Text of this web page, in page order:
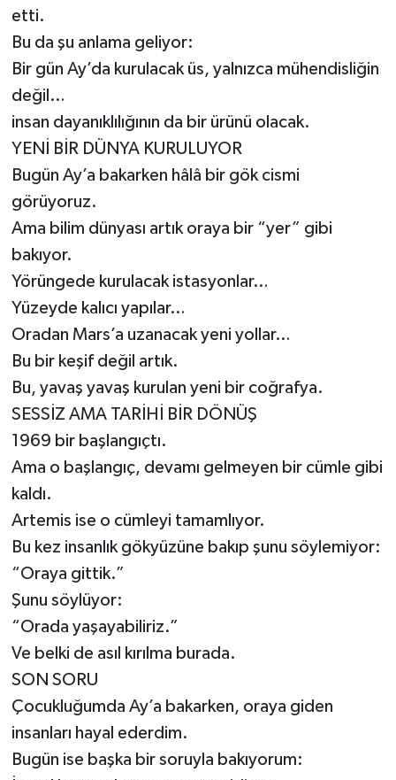
etti.
Bu da şu anlama geliyor:
Bir gün Ay’da kurulacak üs, yalnızca mühendisliğin
değil…
insan dayanıklılığının da bir ürünü olacak.
YENİ BİR DÜNYA KURULUYOR
Bugün Ay’a bakarken hâlâ bir gök cismi
görüyoruz.
Ama bilim dünyası artık oraya bir “yer” gibi
bakıyor.
Yörüngede kurulacak istasyonlar…
Yüzeyde kalıcı yapılar…
Oradan Mars’a uzanacak yeni yollar…
Bu bir keşif değil artık.
Bu, yavaş yavaş kurulan yeni bir coğrafya.
SESSİZ AMA TARİHİ BİR DÖNÜŞ
1969 bir başlangıçtı.
Ama o başlangıç, devamı gelmeyen bir cümle gibi
kaldı.
Artemis ise o cümleyi tamamlıyor.
Bu kez insanlık gökyüzüne bakıp şunu söylemiyor:
“Oraya gittik.”
Şunu söylüyor:
“Orada yaşayabiliriz.”
Ve belki de asıl kırılma burada.
SON SORU
Çocukluğumda Ay’a bakarken, oraya giden
insanları hayal ederdim.
Bugün ise başka bir soruyla bakıyorum: